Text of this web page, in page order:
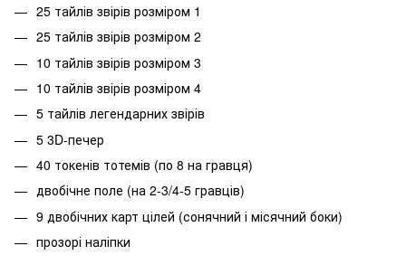
25 тайлів звірів розміром 1
25 тайлів звірів розміром 2
10 тайлів звірів розміром 3
10 тайлів звірів розміром 4
5 тайлів легендарних звірів
5 3D-печер
40 токенів тотемів (по 8 на гравця)
двобічне поле (на 2-3/4-5 гравців)
9 двобічних карт цілей (сонячний і місячний боки)
прозорі наліпки